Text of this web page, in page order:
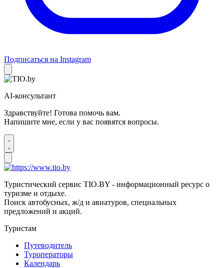
Подписаться на Instagram
AI-консультант
Здравствуйте! Готова помочь вам.
Напишите мне, если у вас появятся вопросы.
Туристический сервис TIO.BY - информационный ресурс о
туризме и отдыхе.
Поиск автобусных, ж/д и авиатуров, специальных
предложений и акций.
Туристам
Путеводитель
Туроператоры
Календарь